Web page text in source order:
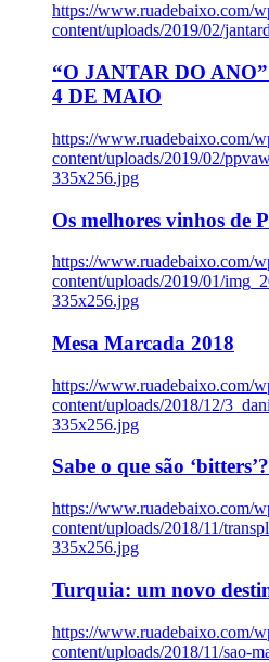
https://www.ruadebaixo.com/
content/uploads/2019/02/
“O JANTAR DO
4 DE MAIO
https://www.ruadebaixo.com/
content/uploads/2019/02/
335x256.jpg
Os melhores vinhos de
https://www.ruadebaixo.com/
content/uploads/2019/01/
335x256.jpg
Mesa Marcada 2018
https://www.ruadebaixo.com/
content/uploads/2018/12/
335x256.jpg
Sabe o que são
https://www.ruadebaixo.com/
content/uploads/2018/11/
335x256.jpg
Turquia: um novo
https://www.ruadebaixo.com/
content/uploads/2018/11/sao-